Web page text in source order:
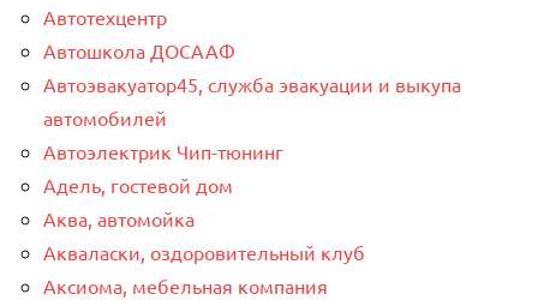
Автотехцентр
Автошкола ДОСААФ
Автоэвакуатор45, служба эвакуации и выкупа
автомобилей
Автоэлектрик Чип-тюнинг
Адель, гостевой дом
Аква, автомойка
Акваласки, оздоровительный клуб
Аксиома, мебельная компания